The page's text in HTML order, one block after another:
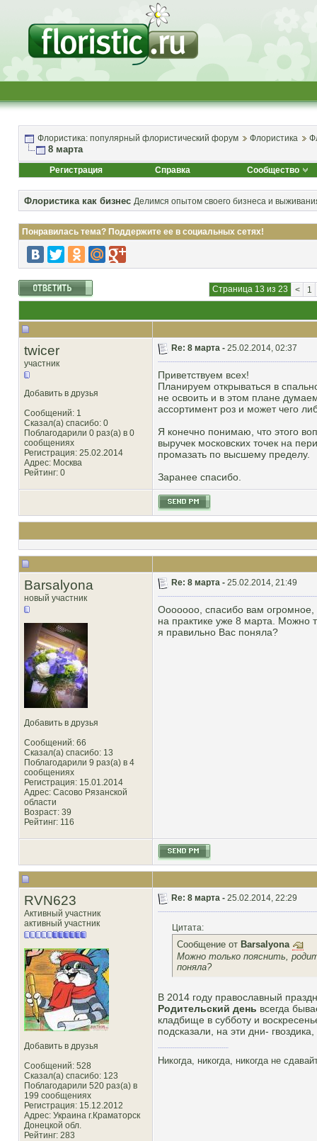
Флористика: популярный флористический форум Флористика
8 марта
Регистрация Справка Сообщество
Флористика как бизнес Делимся опытом своего бизнеса и
Понравилась тема? Поддержите ее в социальных сетях!
Страница 13 из 23 < 1
twicer
участник
Добавить в друзья
Сообщений: 1
Сказал(а) спасибо: 0
Поблагодарили 0 раз(а) в 0
сообщениях
Регистрация: 25.02.2014
Адрес: Москва
Рейтинг: 0
Re: 8 марта - 25.02.2014, 02:37
Приветствуем всех!
Планируем открываться в
не освоить и в этом плане
ассортимент роз и может чего
Я конечно понимаю, что этого
выручек московских точек на
промазать по высшему пределу.
Заранее спасибо.
Barsalyona
новый участник
Добавить в друзья
Сообщений: 66
Сказал(а) спасибо: 13
Поблагодарили 9 раз(а) в 4
сообщениях
Регистрация: 15.01.2014
Адрес: Сасово Рязанской
области
Возраст: 39
Рейтинг: 116
Re: 8 марта - 25.02.2014, 21:49
Ооооооо, спасибо вам огромное,
на практике уже 8 марта. Можно
я правильно Вас поняла?
RVN623
Активный участник
активный участник
Добавить в друзья
Сообщений: 528
Сказал(а) спасибо: 123
Поблагодарили 520 раз(а) в
199 сообщениях
Регистрация: 15.12.2012
Адрес: Украина г.Краматорск
Донецкой обл.
Рейтинг: 283
Re: 8 марта - 25.02.2014, 22:29
Цитата:
Сообщение от Barsalyona
Можно только пояснить,
поняла?
В 2014 году православный
Родительский день всегда
кладбище в субботу и
подсказали, на эти дни-
Никогда, никогда, никогда не